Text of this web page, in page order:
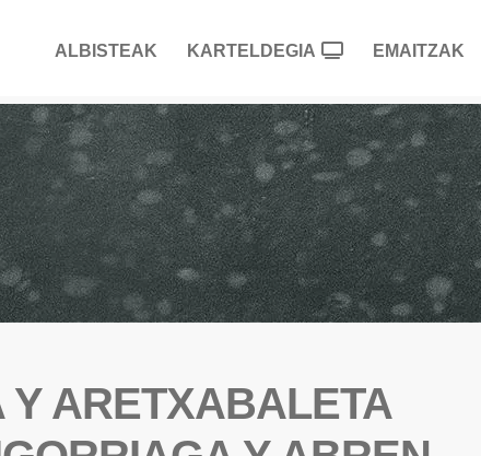
ALBISTEAK KARTELDEGIA EMAITZAK
Y ARETXABALETA